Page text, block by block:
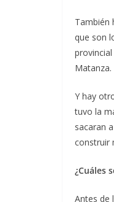
También
que son
Matanza.
Y hay
tuvo la
sacaran
construir
¿Cuáles
Antes de